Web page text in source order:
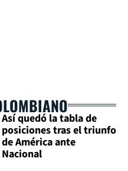
Así quedó la tabla de
posiciones tras el triunfo
de América ante
Nacional